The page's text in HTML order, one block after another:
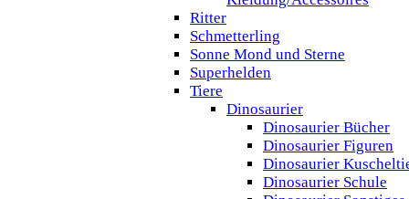
Ritter
Schmetterling
Sonne Mond und Sterne
Superhelden
Tiere
Dinosaurier
Dinosaurier Bücher
Dinosaurier Figuren
Dinosaurier
Dinosaurier Schule